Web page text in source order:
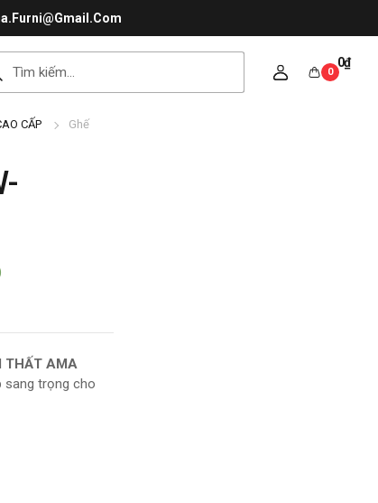
0₫
0
CẤP
Ghế
THẤT AMA
sang trọng cho